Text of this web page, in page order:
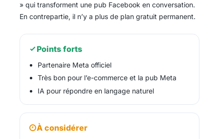
» qui transforment une pub Facebook en conversation.
En contrepartie, il n’y a plus de plan gratuit permanent.
Points forts
Partenaire Meta officiel
Très bon pour l’e-commerce et la pub Meta
IA pour répondre en langage naturel
À considérer